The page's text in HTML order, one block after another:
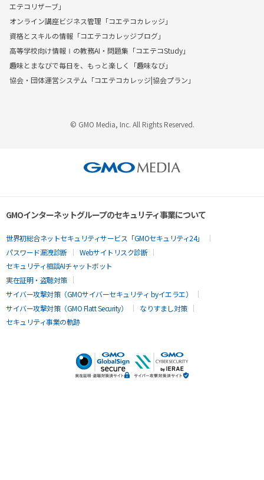
エテコリザーブ」
オンライン講座ビジネス管理「コエテコカレッジ」
資格とスキルの情報「コエテコカレッジブログ」
高等学校向け情報Ⅰの教務AI・問題集「コエテコStudy」
趣味とまなびで毎日を、もっと楽しく「趣味なび」
協会・団体運営システム「コエテコカレッジ|協会プラン」
© GMO Media, Inc. All Rights Reserved.
GMOインターネットグループのセキュリティ事業について
世界初総合ネットセキュリティサービス「GMOセキュリティ24」
パスワード漏洩診断
Webサイトリスク診断
セキュリティ相談AIチャットボット
実在証明・盗聴対策
サイバー攻撃対策（GMOサイバーセキュリティ byイエラエ）
サイバー攻撃対策（GMO Flatt Security）
なりすまし対策
セキュリティ事業の軌跡